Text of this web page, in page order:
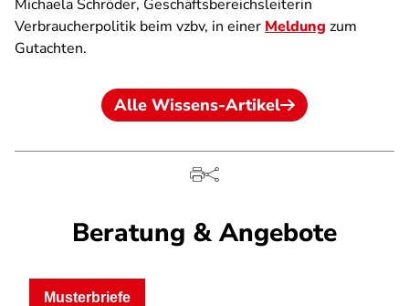
Michaela Schröder, Geschäftsbereichsleiterin
Verbraucherpolitik beim vzbv, in einer Meldung zum
Gutachten.
Alle Wissens-Artikel
Beratung & Angebote
Musterbriefe